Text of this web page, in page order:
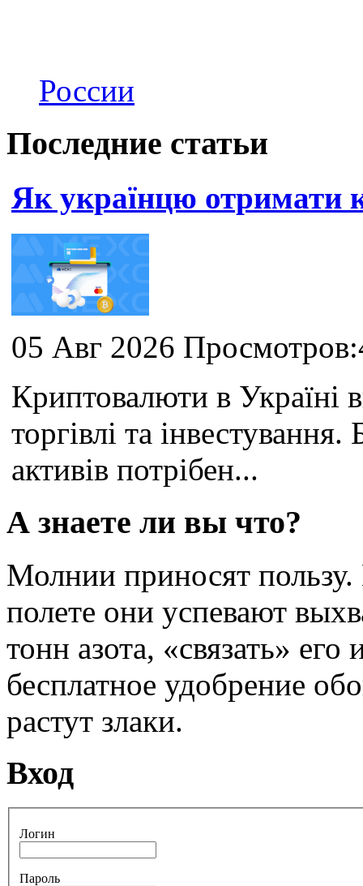
России
Последние статьи
Як українцю отримати
05 Авг 2026
Криптовалюти в Україні
торгівлі та
активів потрібен...
А знаете ли вы что?
Молнии приносят
полете они успевают
тонн азота, «связать»
бесплатное удобрение
растут злаки.
Вход
Логин
Пароль